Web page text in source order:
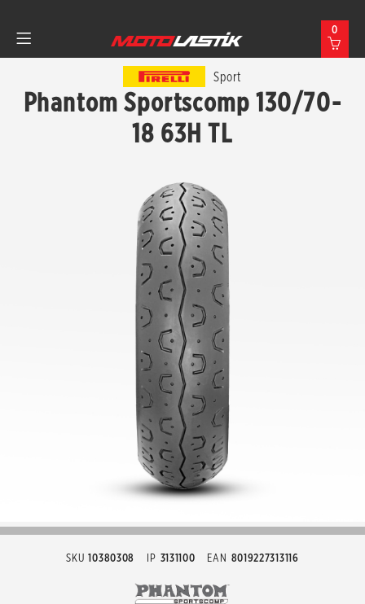
0
Sport
Phantom Sportscomp 130/70-
18 63H TL
SKU 10380308 IP 3131100 EAN 8019227313116